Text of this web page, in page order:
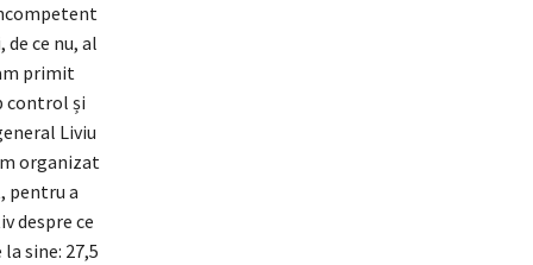
ce nu, al
primit
control și
Liviu
organizat
pentru a
despre ce
sine: 27,5